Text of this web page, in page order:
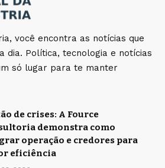
você encontra as notícias que
dia. Política, tecnologia e notícias
só lugar para te manter
de crises: A Fource
demonstra como
operação e credores para
eficiência